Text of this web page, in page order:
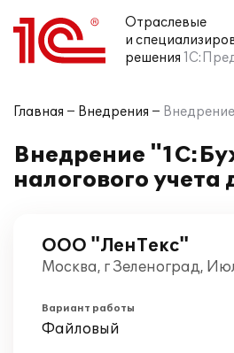
Отраслевые
и
решения
Главная Внедрения
Внедрение
налогового
ООО "ЛенТекс"
Москва, г Зеленоград,
Вариант работы
Файловый